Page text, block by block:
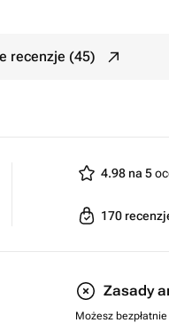
recenzje (45)
4.98 na 5
170
Zasady
Możesz